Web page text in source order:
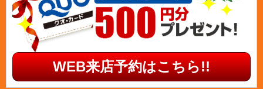
WEB来店予約はこちら!!